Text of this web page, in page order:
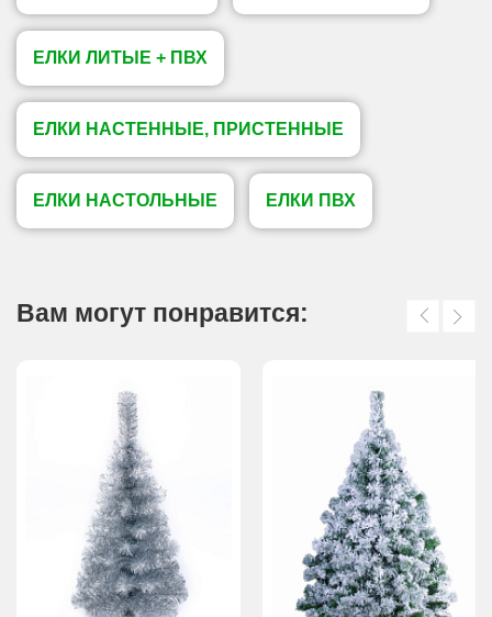
ЕЛКИ ЛИТЫЕ + ПВХ
ЕЛКИ НАСТЕННЫЕ, ПРИСТЕННЫЕ
ЕЛКИ НАСТОЛЬНЫЕ ЕЛКИ ПВХ
Вам могут понравится: